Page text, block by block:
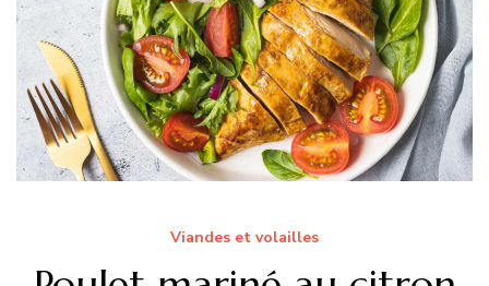
Viandes et volailles